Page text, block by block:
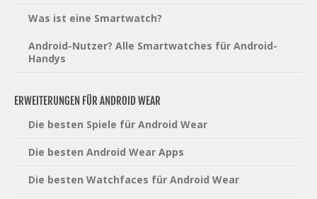
Was ist eine Smartwatch?
Android-Nutzer? Alle Smartwatches für Android-
Handys
ERWEITERUNGEN FÜR ANDROID WEAR
Die besten Spiele für Android Wear
Die besten Android Wear Apps
Die besten Watchfaces für Android Wear